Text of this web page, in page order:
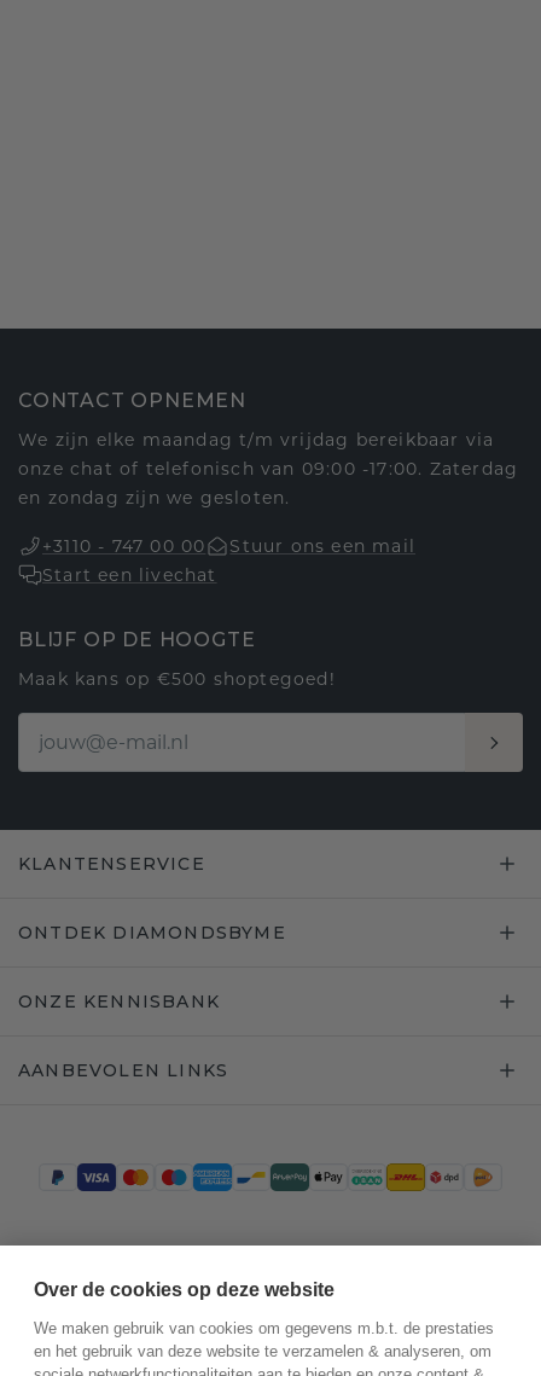
CONTACT OPNEMEN
We zijn elke maandag t/m vrijdag bereikbaar via
onze chat of telefonisch van 09:00 -17:00. Zaterdag
en zondag zijn we gesloten.
+3110 - 747 00 00
Stuur ons een mail
Start een livechat
BLIJF OP DE HOOGTE
Maak kans op €500 shoptegoed!
KLANTENSERVICE
ONTDEK DIAMONDSBYME
ONZE KENNISBANK
AANBEVOLEN LINKS
Over de cookies op deze website
We maken gebruik van cookies om gegevens m.b.t. de prestaties
en het gebruik van deze website te verzamelen & analyseren, om